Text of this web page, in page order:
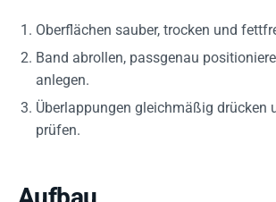
Oberflächen sauber, trocken und
Band abrollen, passgenau
anlegen.
Überlappungen gleichmäßig drücken
prüfen.